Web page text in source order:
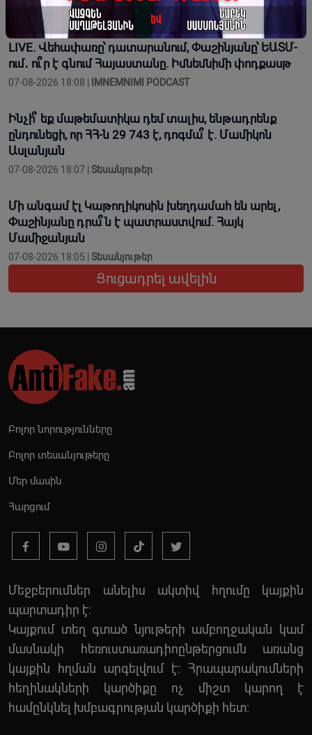
07-08-2026 18:09 |Տեսանյութեր
LIVE. Վեհափառը՝ դատարանում, Փաշինյանը՝ ԵԱՏՄ-
ում․ ու՞ր է գնում Հայաստանը. Իմնեմնիմի փոդքասթ
07-08-2026 18:08 | IMNEMNIMI PODCAST
Ինչի՞ եք մաթեմատիկա դեմ տալիս, ենթադրենք
ընդունեցի, որ ՀՀ-ն 29 743 է, դոգմա՞ է. Մամիկոն
Ասլանյան
07-08-2026 18:07 | Տեսանյութեր
Մի անգամ էլ Կաթողիկոսին խեղդամահ են արել,
Փաշինյանը դրա՞ն է պատրաստվում. Հայկ
Մամիջանյան
07-08-2026 18:05 | Տեսանյութեր
Ցուցադրել ավելին
Բոլոր նորությունները
Բոլոր տեսանյութերը
Մեր մասին
Հարցում
Մեջբերումներ անելիս ակտիվ հղումը կայքին
պարտադիր է:
Կայքում տեղ գտած նյութերի ամբողջական կամ
մասնակի հեռուստառադիոընթերցումն առանց
կայքին հղման արգելվում է: Հրապարակումների
հեղինակների կարծիքը ոչ միշտ կարող է
համընկնել խմբագրության կարծիքի հետ: